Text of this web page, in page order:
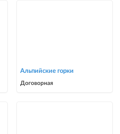
Альпийские горки
Договорная